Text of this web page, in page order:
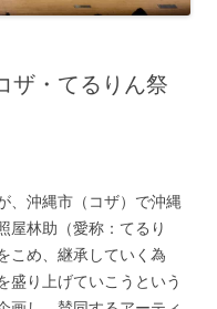
ザ・てるりん祭
、沖縄市（コザ）で沖縄
屋林助（愛称：てるり
こめ、継承していく為
盛り上げていこうという